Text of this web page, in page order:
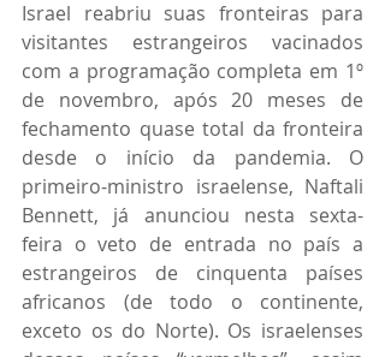
Israel reabriu suas fronteiras para
visitantes estrangeiros vacinados
com a programação completa em 1º
de novembro, após 20 meses de
fechamento quase total da fronteira
desde o início da pandemia. O
primeiro-ministro israelense, Naftali
Bennett, já anunciou nesta sexta-
feira o veto de entrada no país a
estrangeiros de cinquenta países
africanos (de todo o continente,
exceto os do Norte). Os israelenses